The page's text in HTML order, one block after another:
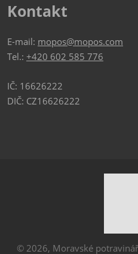
Kontakt
E-mail: mopos@mopos.com
Tel.: +420 602 585 776
IČ: 16626222
DIČ: CZ16626222
© 2026, Moravské